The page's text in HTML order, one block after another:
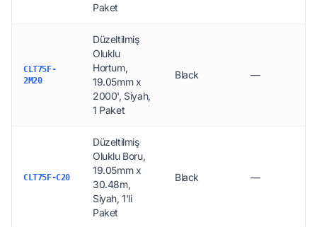
Paket
CLT75F-
2M20
Düzeltilmiş
Oluklu
Hortum,
19.05mm x
2000', Siyah,
1 Paket
Black —
CLT75F-C20
Düzeltilmiş
Oluklu Boru,
19.05mm x
30.48m,
Siyah, 1'li
Paket
Black —